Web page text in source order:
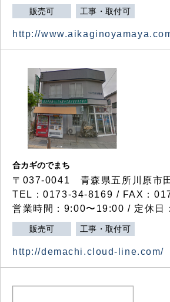
販売可 工事・取付可
http://
合カギのでまち
〒037-0041 青森県五所川原市
TEL：0173-34-8169 / FAX：
営業時間：9:00〜19:00 / 定休日
販売可 工事・取付可
http://demachi.cloud-line.com/